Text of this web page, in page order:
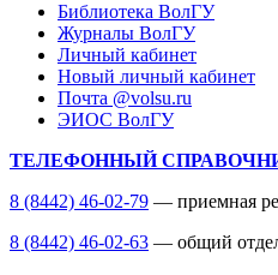
Библиотека ВолГУ
Журналы ВолГУ
Личный кабинет
Новый личный кабинет
Почта @volsu.ru
ЭИОС ВолГУ
ТЕЛЕФОННЫЙ
8 (8442) 46-02-79 — приемная
8 (8442) 46-02-63 — общий